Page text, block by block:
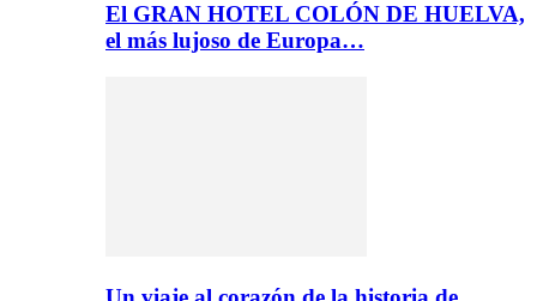
El GRAN HOTEL COLÓN DE HUELVA,
el más lujoso de Europa…